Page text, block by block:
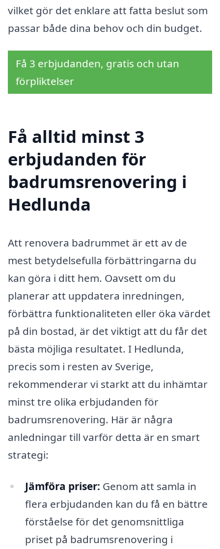
vilket gör det enklare att fatta beslut som
passar både dina behov och din budget.
Få 3 erbjudanden, gratis och utan
förpliktelser
Få alltid minst 3
erbjudanden för
badrumsrenovering i
Hedlunda
Att renovera badrummet är ett av de
mest betydelsefulla förbättringarna du
kan göra i ditt hem. Oavsett om du
planerar att uppdatera inredningen,
förbättra funktionaliteten eller öka värdet
på din bostad, är det viktigt att du får det
bästa möjliga resultatet. I Hedlunda,
precis som i resten av Sverige,
rekommenderar vi starkt att du inhämtar
minst tre olika erbjudanden för
badrumsrenovering. Här är några
anledningar till varför detta är en smart
strategi:
Jämföra priser: Genom att samla in
flera erbjudanden kan du få en bättre
förståelse för det genomsnittliga
priset på badrumsrenovering i